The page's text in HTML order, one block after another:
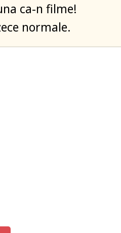
ca-n filme!
normale.